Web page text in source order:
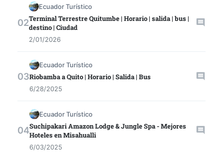
Ecuador Turístico
Terminal Terrestre Quitumbe | Horario | salida | bus |
destino | Ciudad
2/01/2026
Ecuador Turístico
Riobamba a Quito | Horario | Salida | Bus
6/28/2025
Ecuador Turístico
Suchipakari Amazon Lodge & Jungle Spa - Mejores
Hoteles en Misahualli
6/03/2025